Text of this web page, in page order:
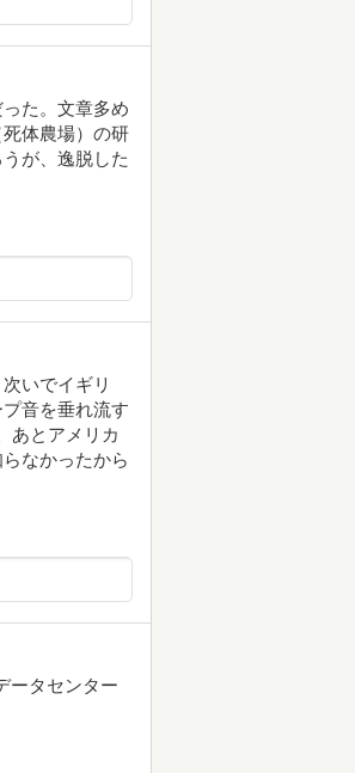
た。文章多め
体農場）の研
が、逸脱した
いでイギリ
音を垂れ流す
あとアメリカ
なかったから
タセンター